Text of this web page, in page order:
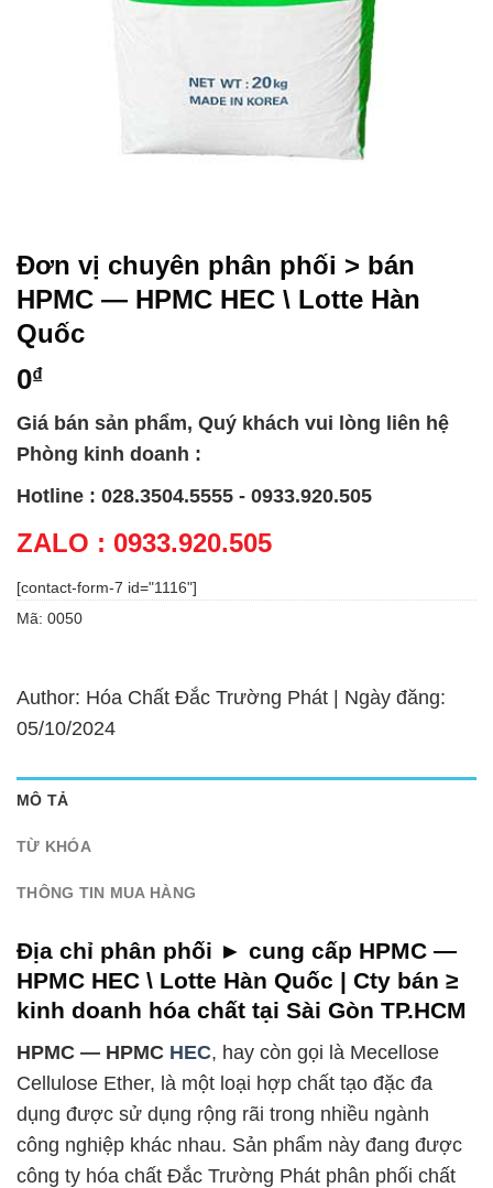
Đơn vị chuyên phân phối > bán
HPMC — HPMC HEC \ Lotte Hàn
Quốc
0₫
Giá bán sản phẩm, Quý khách vui lòng liên hệ
Phòng kinh doanh :
Hotline : 028.3504.5555 - 0933.920.505
ZALO : 0933.920.505
[contact-form-7 id="1116"]
Mã: 0050
Author: Hóa Chất Đắc Trường Phát | Ngày đăng:
05/10/2024
MÔ TẢ
TỪ KHÓA
THÔNG TIN MUA HÀNG
Địa chỉ phân phối ► cung cấp HPMC —
HPMC HEC \ Lotte Hàn Quốc | Cty bán ≥
kinh doanh hóa chất tại Sài Gòn TP.HCM
HPMC — HPMC HEC, hay còn gọi là Mecellose
Cellulose Ether, là một loại hợp chất tạo đặc đa
dụng được sử dụng rộng rãi trong nhiều ngành
công nghiệp khác nhau. Sản phẩm này đang được
công ty hóa chất Đắc Trường Phát phân phối chất